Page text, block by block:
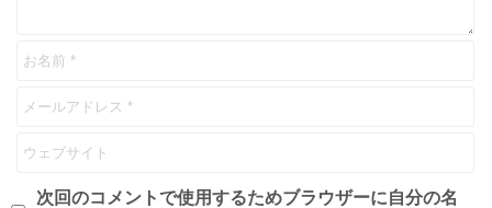
次回のコメントで使用するためブラウザーに自分の名